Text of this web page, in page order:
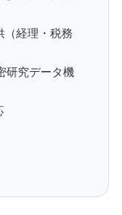
（経理・税務
研究データ機